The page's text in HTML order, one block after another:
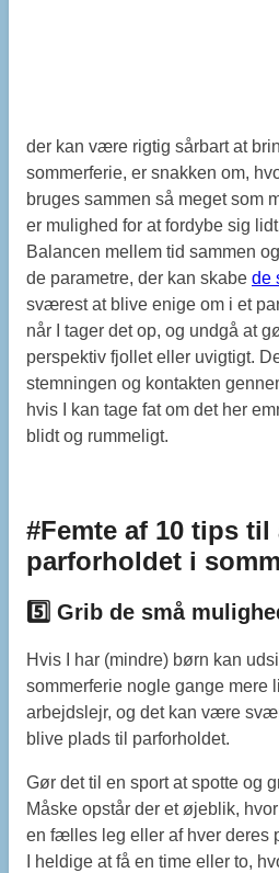
der kan være rigtig sårbart at
sommerferie, er snakken om,
bruges sammen så meget som
er mulighed for at fordybe sig
Balancen mellem tid sammen
de parametre, der kan skabe de
sværest at blive enige om i et
når I tager det op, og undgå at
perspektiv fjollet eller uvigtigt.
stemningen og kontakten
hvis I kan tage fat om det her
blidt og rummeligt.
#Femte af 10 tips til
parforholdet i
5️⃣ Grib de små
Hvis I har (mindre) børn kan
sommerferie nogle gange mere
arbejdslejr, og det kan være
blive plads til parforholdet.
Gør det til en sport at spotte og
Måske opstår der et øjeblik,
en fælles leg eller af hver deres
I heldige at få en time eller to,